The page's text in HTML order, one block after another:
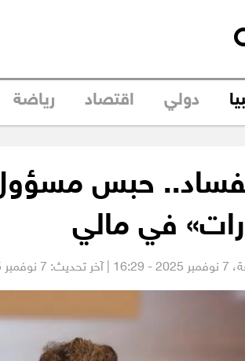
دولي اقتصاد رياضة
حبس مسؤول
في مالي
| آخر تحديث: 7 نوفمبر 2025 - 19:29